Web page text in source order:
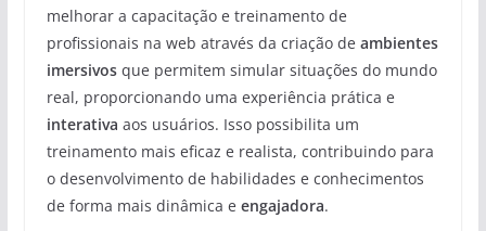
melhorar a capacitação e treinamento de
profissionais na web através da criação de ambientes
imersivosque permitem simular situações do mundo
real, proporcionando uma experiência prática e
interativa aos usuários. Isso possibilita um
treinamento mais eficaz e realista, contribuindo para
o desenvolvimento de habilidades e conhecimentos
de forma mais dinâmica e engajadora.